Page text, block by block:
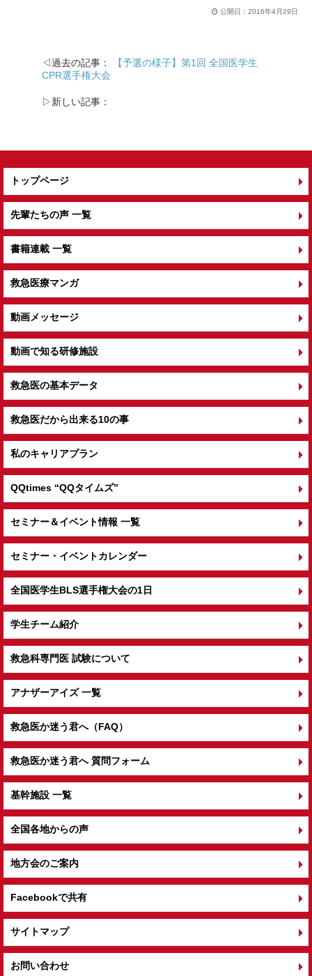
公開日： 2016年4月29日
◁過去の記事：
【予選の様子】第1回 全国医学生
CPR選手権大会
▷新しい記事：
トップページ
先輩たちの声 一覧
書籍連載 一覧
救急医療マンガ
動画メッセージ
動画で知る研修施設
救急医の基本データ
救急医だから出来る10の事
私のキャリアプラン
QQtimes “QQタイムズ”
セミナー＆イベント情報 一覧
セミナー・イベントカレンダー
全国医学生BLS選手権大会の1日
学生チーム紹介
救急科専門医 試験について
アナザーアイズ 一覧
救急医か迷う君へ（FAQ）
救急医か迷う君へ 質問フォーム
基幹施設 一覧
全国各地からの声
地方会のご案内
Facebookで共有
サイトマップ
お問い合わせ